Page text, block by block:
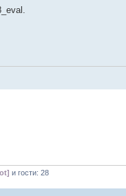
и гости: 28